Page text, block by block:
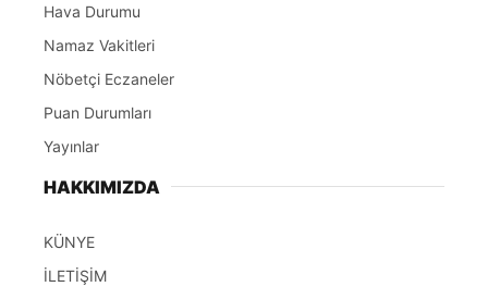
Hava Durumu
Namaz Vakitleri
Nöbetçi Eczaneler
Puan Durumları
Yayınlar
HAKKIMIZDA
KÜNYE
İLETİŞİM